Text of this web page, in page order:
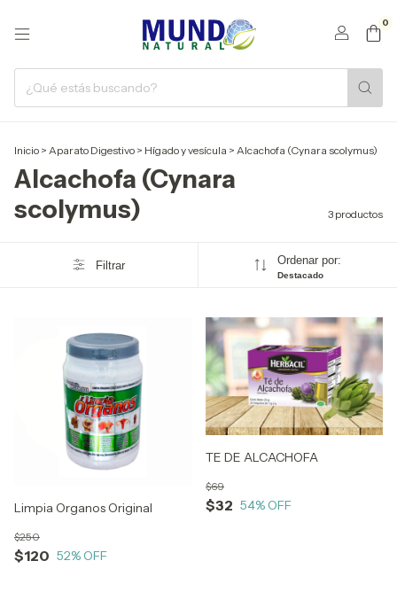
0
Inicio > Aparato Digestivo > Hígado y vesícula > Alcachofa (Cynara scolymus)
Alcachofa (Cynara
scolymus)
3 productos
Filtrar Ordenar por:
Destacado
Limpia Organos Original
$120
$250
52% OFF
TE DE ALCACHOFA
$32
$69
54% OFF